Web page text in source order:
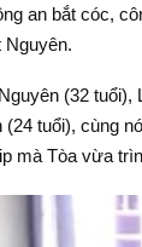
an bắt cóc,
Nguyên.
(32 tuổi),
tuổi), cùng
mà Tòa vừa